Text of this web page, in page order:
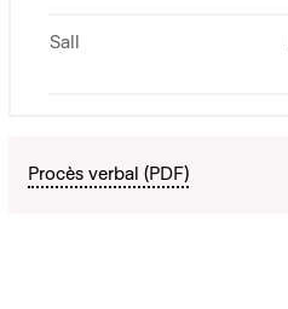
Sall
Procès verbal (PDF)